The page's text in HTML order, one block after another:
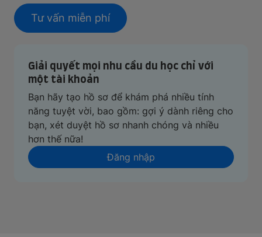
Tư vấn miễn phí
Giải quyết mọi nhu cầu du học chỉ với
một tài khoản
Bạn hãy tạo hồ sơ để khám phá nhiều tính
năng tuyệt vời, bao gồm: gợi ý dành riêng cho
bạn, xét duyệt hồ sơ nhanh chóng và nhiều
hơn thế nữa!
Đăng nhập